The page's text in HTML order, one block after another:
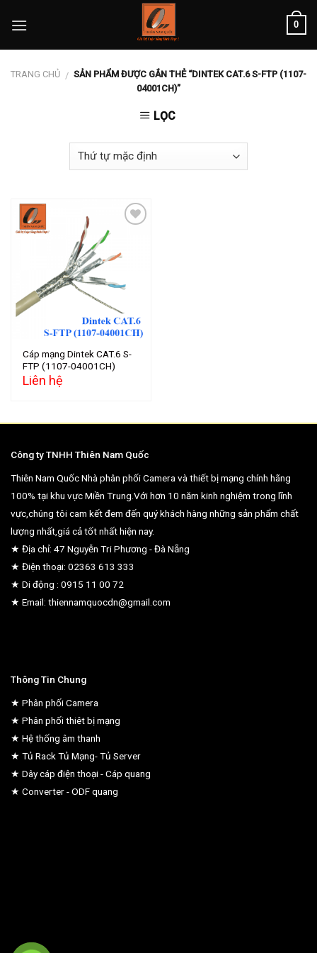
0
TRANG CHỦ / SẢN PHẨM ĐƯỢC GẮN THẺ “DINTEK CAT.6 S-FTP (1107-
04001CH)”
LỌC
Add to
Cáp mạng Dintek CAT.6 S-
FTP (1107-04001CH)
Liên hệ
Công ty TNHH Thiên Nam Quốc
Thiên Nam Quốc Nhà phân phối Camera và thiết bị mạng chính hãng
100% tại khu vực Miền Trung.Với hơn 10 năm kinh nghiệm trong lĩnh
vực,chúng tôi cam kết đem đến quý khách hàng những sản phẩm chất
lượng nhất,giá cả tốt nhất hiện nay.
★ Địa chỉ: 47 Nguyễn Tri Phương - Đà Nẵng
★ Điện thoại: 02363 613 333
★ Di động : 0915 11 00 72
★ Email: thiennamquocdn@gmail.com
Thông Tin Chung
★ Phân phối Camera
★ Phân phối thiêt bị mạng
★ Hệ thống âm thanh
★ Tủ Rack Tủ Mạng- Tủ Server
★ Dây cáp điện thoại - Cáp quang
★ Converter - ODF quang